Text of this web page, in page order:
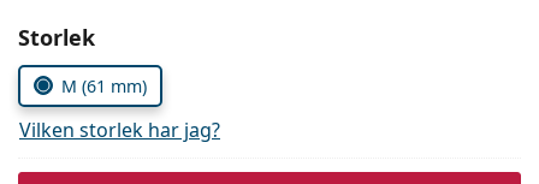
Prada
Upptäck alla
Välj parametrar
Storlek
M (61 mm)
Vilken storlek har jag?